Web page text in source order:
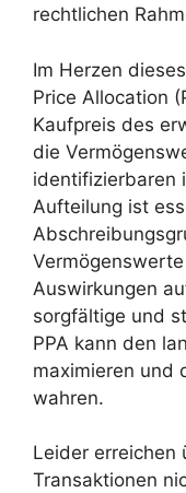
rechtlichen
Im Herzen
Price Allocation
Kaufpreis des
die
identifizierbaren
Aufteilung ist
Auswirkungen
sorgfältige und
PPA kann den
maximieren und
wahren.
Leider erreichen
Transaktionen